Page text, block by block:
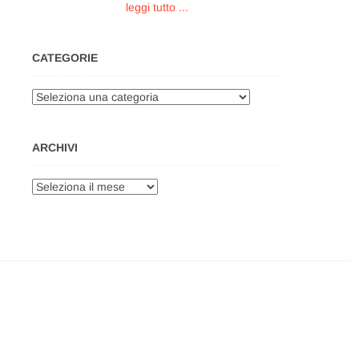
leggi tutto ...
CATEGORIE
Categorie
ARCHIVI
Archivi